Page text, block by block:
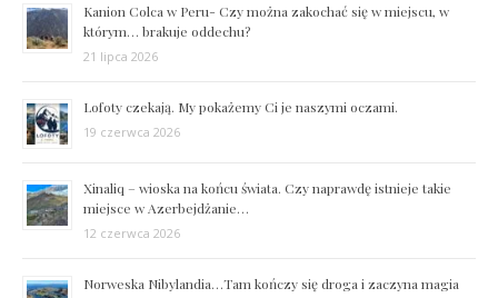
Kanion Colca w Peru- Czy można zakochać się w miejscu, w
którym… brakuje oddechu?
21 lipca 2026
Lofoty czekają. My pokażemy Ci je naszymi oczami.
19 czerwca 2026
Xinaliq – wioska na końcu świata. Czy naprawdę istnieje takie
miejsce w Azerbejdżanie…
12 czerwca 2026
Norweska Nibylandia…Tam kończy się droga i zaczyna magia